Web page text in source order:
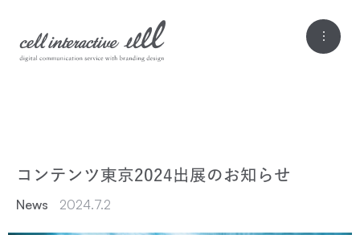
コンテンツ東京2024出展のお知らせ
News
2024.7.2